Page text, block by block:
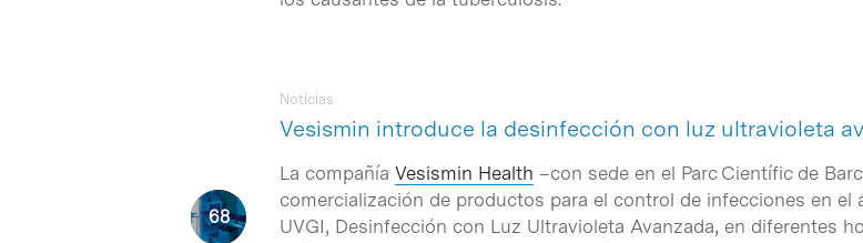
Vesismin introduce la desinfección con luz ultravioleta
Notícias
La compañía Vesismin Health –con sede en el Parc Científic de
comercialización de productos para el control de infecciones en
UVGI, Desinfección con Luz Ultravioleta Avanzada, en diferentes